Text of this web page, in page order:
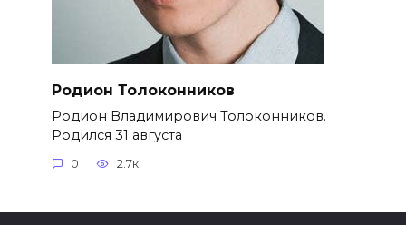
Родион Толоконников
Родион Владимирович Толоконников.
Родился 31 августа
0 2.7к.